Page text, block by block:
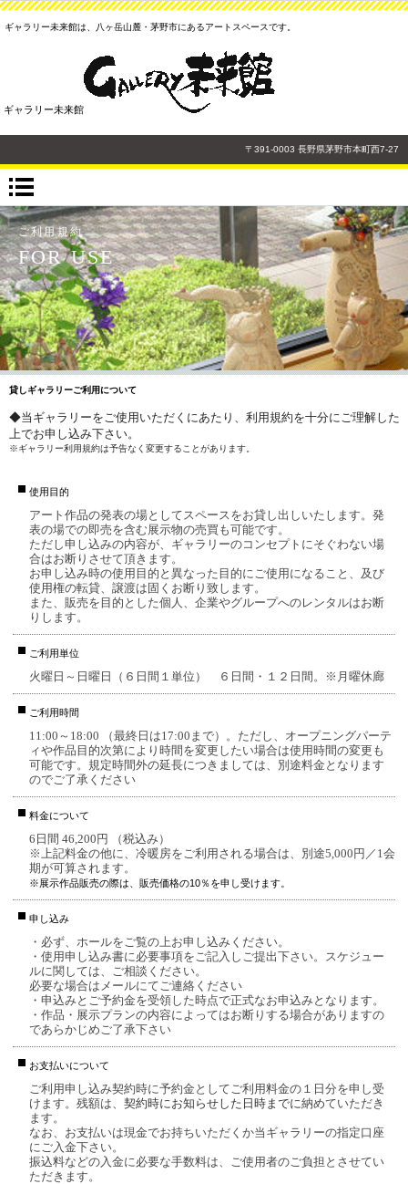
ギャラリー未来館は、八ヶ岳山麓・茅野市にあるアートスペースです。
ギャラリー未来館
〒391-0003 長野県茅野市本町西7-27
ご利用規約
FOR USE
貸しギャラリーご利用について
◆当ギャラリーをご使用いただくにあたり、利用規約を十分にご理解した
上でお申し込み下さい。
※ギャラリー利用規約は予告なく変更することがあります。
使用目的
アート作品の発表の場としてスペースをお貸し出しいたします。発
表の場での即売を含む展示物の売買も可能です。
ただし申し込みの内容が、ギャラリーのコンセプトにそぐわない場
合はお断りさせて頂きます。
お申し込み時の使用目的と異なった目的にご使用になること、及び
使用権の転貸、譲渡は固くお断り致します。
また、販売を目的とした個人、企業やグループへのレンタルはお断
りします。
ご利用単位
火曜日～日曜日（６日間１単位） ６日間・１２日間。※月曜休廊
ご利用時間
11:00～18:00 （最終日は17:00まで）。ただし、オープニングパーテ
ィや作品目的次第により時間を変更したい場合は使用時間の変更も
可能です。規定時間外の延長につきましては、別途料金となります
のでご了承ください
料金について
6日間 46,200円 （税込み）
※上記料金の他に、冷暖房をご利用される場合は、別途5,000円／1会
期が可算されます。
※展示作品販売の際は、販売価格の10％を申し受けます。
申し込み
・必ず、ホールをご覧の上お申し込みください。
・使用申し込み書に必要事項をご記入しご提出下さい。スケジュー
ルに関しては、ご相談ください。
必要な場合はメールにてご連絡ください
・申込みとご予約金を受領した時点で正式なお申込みとなります。
・作品・展示プランの内容によってはお断りする場合がありますの
であらかじめご了承下さい
お支払いについて
ご利用申し込み契約時に予約金としてご利用料金の１日分を申し受
けます。残額は、 契約時にお知らせした日時までに納めていただき
ます。
なお、お支払いは現金でお持ちいただくか当ギャラリーの指定口座
にご入金下さい。
振込料などの入金に必要な手数料は、ご使用者のご負担とさせてい
ただきます。